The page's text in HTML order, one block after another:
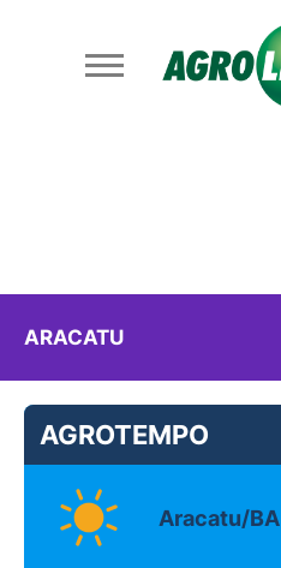
ARACATU
AGROTEMPO
Aracatu/BA